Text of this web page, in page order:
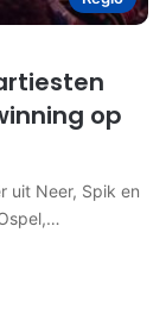
op
uit Neer, Spik en